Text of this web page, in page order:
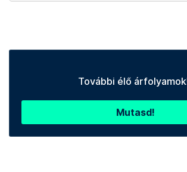
További élő
Mutasd!